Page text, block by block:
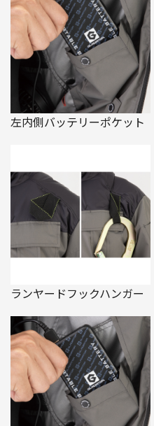
左内側バッテリーポケット
ランヤードフックハンガー